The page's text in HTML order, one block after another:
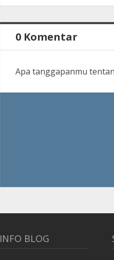
0 Komentar
Apa tanggapanmu
INFO BLOG